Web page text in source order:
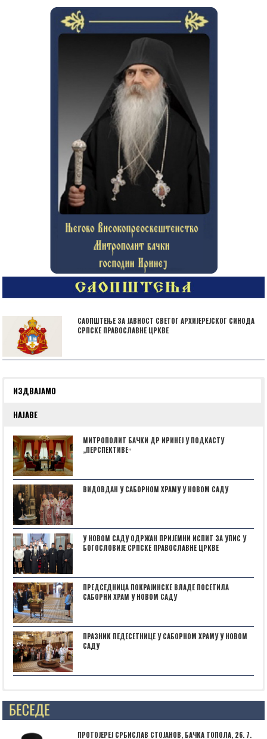
САОПШТЕЊЕ ЗА ЈАВНОСТ СВЕТОГ АРХИЈЕРЕЈСКОГ СИНОДА
СРПСКЕ ПРАВОСЛАВНЕ ЦРКВЕ
ИЗДВАЈАМО
НАЈАВЕ
МИТРОПОЛИТ БАЧКИ ДР ИРИНЕЈ У ПОДКАСТУ
„ПЕРСПЕКТИВЕˮ
ВИДОВДАН У САБОРНОМ ХРАМУ У НОВОМ САДУ
У НОВОМ САДУ ОДРЖАН ПРИЈЕМНИ ИСПИТ ЗА УПИС У
БОГОСЛОВИЈЕ СРПСКЕ ПРАВОСЛАВНЕ ЦРКВЕ
ПРЕДСЕДНИЦА ПОКРАЈИНСКЕ ВЛАДЕ ПОСЕТИЛА
САБОРНИ ХРАМ У НОВОМ САДУ
ПРАЗНИК ПЕДЕСЕТНИЦЕ У САБОРНОМ ХРАМУ У НОВОМ
САДУ
Posts not found
ПРОТОЈЕРЕЈ СРБИСЛАВ СТОЈАНОВ, БАЧКА ТОПОЛА, 26. 7.